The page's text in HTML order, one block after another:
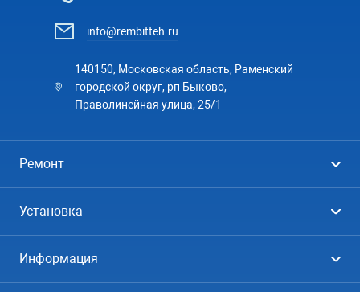
info@rembitteh.ru
140150, Московская область, Раменский
городской округ, рп Быково,
Праволинейная улица, 25/1
Ремонт
Посудомоечные машины
Установка
Информация